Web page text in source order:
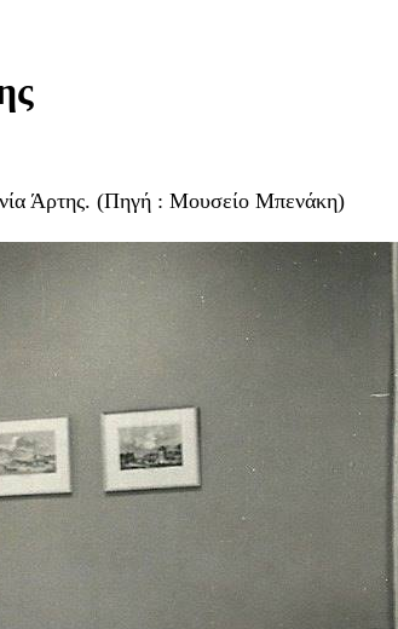
Άρτης. (Πηγή : Μουσείο Μπενάκη)